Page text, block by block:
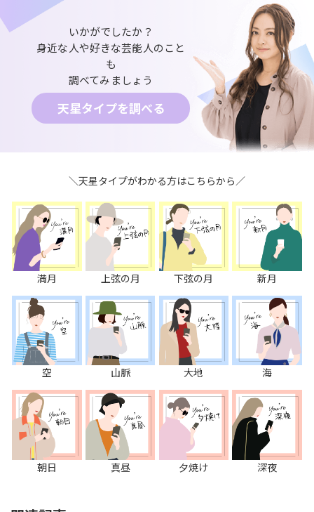
いかがでしたか？
身近な人や好きな芸能人のこと
も
調べてみましょう
天星タイプを調べる
＼天星タイプがわかる方はこちらから／
満月 上弦の月 下弦の月 新月
空 山脈 大地 海
朝日 真昼 夕焼け 深夜